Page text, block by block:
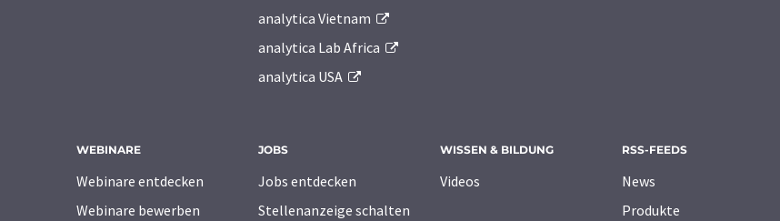
analytica Vietnam
analytica Lab Africa
analytica USA
WEBINARE
Webinare entdecken
Webinare bewerben
JOBS
Jobs entdecken
Stellenanzeige schalten
WISSEN & BILDUNG
Videos
RSS-FEEDS
News
Produkte